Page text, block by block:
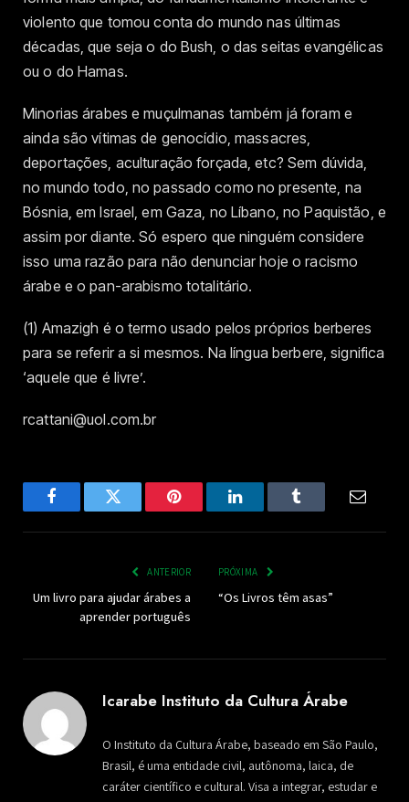
violento que tomou conta do mundo nas últimas
décadas, que seja o do Bush, o das seitas evangélicas
ou o do Hamas.
Minorias árabes e muçulmanas também já foram e
ainda são vítimas de genocídio, massacres,
deportações, aculturação forçada, etc? Sem dúvida,
no mundo todo, no passado como no presente, na
Bósnia, em Israel, em Gaza, no Líbano, no Paquistão, e
assim por diante. Só espero que ninguém considere
isso uma razão para não denunciar hoje o racismo
árabe e o pan-arabismo totalitário.
(1) Amazigh é o termo usado pelos próprios berberes
para se referir a si mesmos. Na língua berbere, significa
‘aquele que é livre’.
rcattani@uol.com.br
FacebookTwitter Pinterest LinkedInTumblr
ANTERIOR
Um livro para ajudar árabes a
aprender português
PRÓXIMA
“Os Livros têm asas”
Icarabe Instituto da Cultura Árabe
O Instituto da Cultura Árabe, baseado em São Paulo,
Brasil, é uma entidade civil, autônoma, laica, de
caráter científico e cultural. Visa a integrar, estudar e